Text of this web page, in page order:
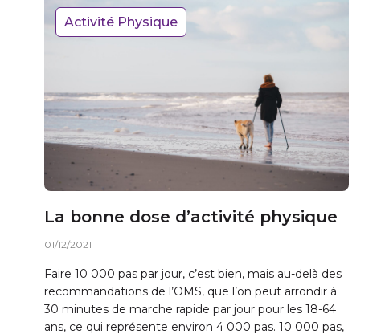
Activité Physique
La bonne dose d’activité physique
01/12/2021
Faire 10 000 pas par jour, c’est bien, mais au-delà des
recommandations de l’OMS, que l’on peut arrondir à
30 minutes de marche rapide par jour pour les 18-64
ans, ce qui représente environ 4 000 pas. 10 000 pas,